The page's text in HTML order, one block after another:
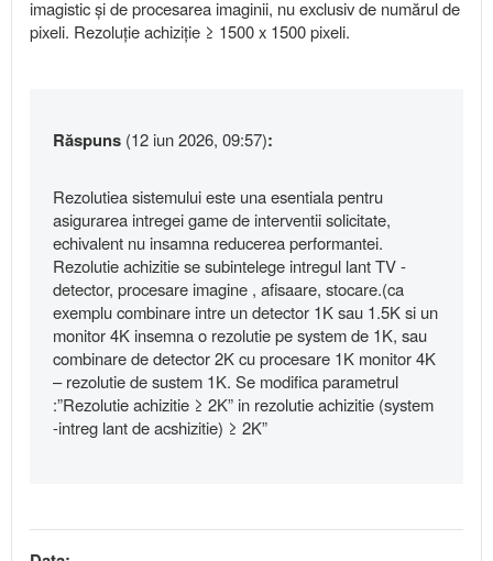
imagistic și de procesarea imaginii, nu exclusiv de numărul de
pixeli. Rezoluție achiziție ≥ 1500 x 1500 pixeli.
Răspuns (12 iun 2026, 09:57):
Rezolutiea sistemului este una esentiala pentru
asigurarea intregei game de interventii solicitate,
echivalent nu insamna reducerea performantei.
Rezolutie achizitie se subintelege intregul lant TV -
detector, procesare imagine , afisaare, stocare.(ca
exemplu combinare intre un detector 1K sau 1.5K si un
monitor 4K insemna o rezolutie pe system de 1K, sau
combinare de detector 2K cu procesare 1K monitor 4K
– rezolutie de sustem 1K. Se modifica parametrul
:”Rezolutie achizitie ≥ 2K” in rezolutie achizitie (system
-intreg lant de acshizitie) ≥ 2K”